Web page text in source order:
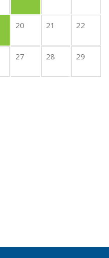
20 21 22
27 28 29